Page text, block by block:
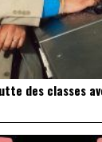
des classes